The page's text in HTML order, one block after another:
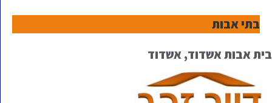
בתי אבות
בית אבות אשדוד, אשדוד